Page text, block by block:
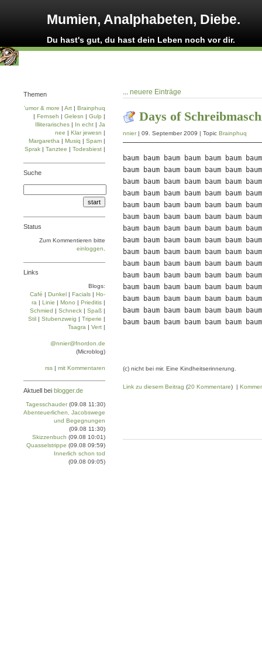
Mumien, Analphabeten, Diebe.
Du hast's gut, du hast dein Leben noch vor dir.
... neuere Einträge
Days of
nnier| 09. September 2009 | Topic Brainphuq
baum baum baum baum baum baum
baum baum baum baum baum baum
baum baum baum baum baum baum
baum baum baum baum baum baum
baum baum baum baum baum baum
baum baum baum baum baum baum
baum baum baum baum baum baum
baum baum baum baum baum baum
baum baum baum baum baum baum
baum baum baum baum baum baum
baum baum baum baum baum baum
baum baum baum baum baum baum
baum baum baum baum baum baum
baum baum baum baum baum baum
baum baum baum baum baum baum
(c) nicht bei mir. Eine Kindheitserinnerung.
Link zu diesem Beitrag (20 Kommentare) |
Themen
'umor & more | Art | Brainphuq
| Fernseh | Gelesn | Gulp |
Illiterarisches | In echt | Ja
nee | Klar jewesn |
Margaretha | Musiq | Spam |
Sprak | Tanztee | Todesbiest |
Suche
Status
Zum Kommentieren bitte
einloggen
Links
Blogs:
Café | Dun­kel | Facials | Ho­
ra | Linie | Mo­no | Prie­di­tis |
Schmied | Schneck | Spaß |
Stil | Stu­ben­zweig | Tri­pe­rie |
Tsa­gra | Vert |
@nnier@fnordon.de
(Microblog)
rss | mit Kommentaren
Aktuell bei blogger.de
Tagesschauder (09.08 11:30)
Abenteuerlichen, Jacobswege
und Begegnungen
(09.08 11:30)
Skizzenbuch (09.08 10:01)
Quasselstrippe (09.08 09:59)
Innerlich schon tod
(09.08 09:05)